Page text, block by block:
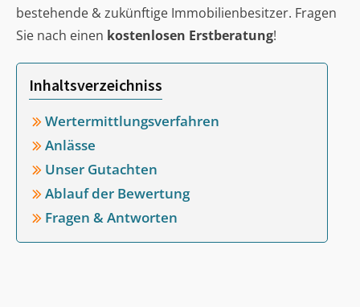
bestehende & zukünftige Immobilienbesitzer. Fragen
Sie nach einen kostenlosen Erstberatung!
Inhaltsverzeichniss
Wertermittlungsverfahren
Anlässe
Unser Gutachten
Ablauf der Bewertung
Fragen & Antworten